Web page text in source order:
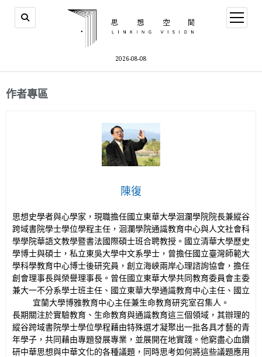
2026-08-08
作者專區
陳復
思想史學者與心學家，現職擔任國立東華大學洄瀾學院院長兼縱谷
跨域書院學士學位學程主任，洄瀾學院通識教育中心與人文社會科
學學院華語文教學暨書法國際碩士班合聘教授。國立清華大學歷史
學博士與碩士，私立東吳大學中文系學士，曾擔任國立臺灣師範大
學科學教育中心博士後研究員，創立海峽兩岸心理諮詢協會，擔任
創會理事長與榮譽理事長。曾任國立東華大學共同教育委員會主委
兼大一不分系學士班主任、國立東華大學通識教育中心主任、國立
宜蘭大學博雅教育中心主任兼生命教育研究室召集人。
長期關注於實驗教育、生命教育與通識教育這三個領域，其辦理的
縱谷跨域書院學士學位學程藉由特殊選才凝聚出一批各具才藝的青
年學子，共同藉由專題發展專業，並展開在地實踐。他窮盡心血鑽
研中華思想與中華文化的各種議題，同時思考如何將這些議題應用